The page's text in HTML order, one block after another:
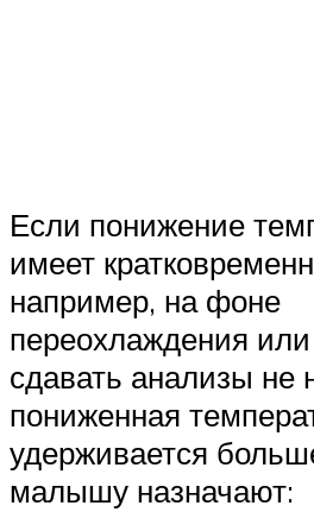
Если понижение
имеет
например, на фоне
переохлаждения
сдавать анализы не
пониженная
удерживается
малышу назначают: